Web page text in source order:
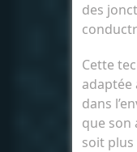
des
Cette
adaptée
dans
que son
soit